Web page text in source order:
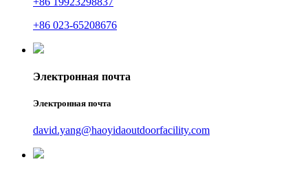
+86 023-65208676
Электронная почта
Электронная почта
david.yang@haoyidaoutdoorfacility.com